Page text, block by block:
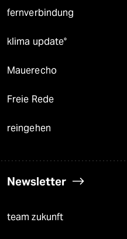
fernverbindung
klima update°
Mauerecho
Freie Rede
reingehen
Newsletter
team zukunft